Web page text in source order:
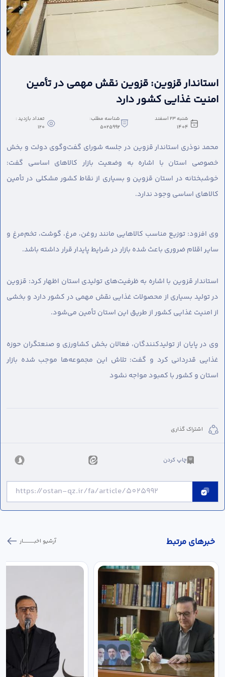
استاندار قزوین: قزوین نقش مهمی در تأمین
امنیت غذایی کشور دارد
شنبه 23 اسفند
1404
شناسه مطلب:
5025992
تعداد بازدید :
120
محمد نوذری استاندار قزوین در جلسه شورای گفت‌وگوی دولت و بخش
خصوصی استان با اشاره به وضعیت بازار کالاهای اساسی گفت:
خوشبختانه در استان قزوین و بسیاری از نقاط کشور مشکلی در تأمین
کالاهای اساسی وجود ندارد.
وی افزود: توزیع مناسب کالاهایی مانند روغن، مرغ، گوشت، تخم‌مرغ و
سایر اقلام ضروری باعث شده بازار در شرایط پایدار قرار داشته باشد.
استاندار قزوین با اشاره به ظرفیت‌های تولیدی استان اظهار کرد: قزوین
در تولید بسیاری از محصولات غذایی نقش مهمی در کشور دارد و بخشی
از امنیت غذایی کشور از طریق این استان تأمین می‌شود.
وی در پایان از تولیدکنندگان، فعالان بخش کشاورزی و صنعتگران حوزه
غذایی قدردانی کرد و گفت: تلاش این مجموعه‌ها موجب شده بازار
استان و کشور با کمبود مواجه نشود
اشتراک گذاری
چاپ کردن
خبر‌های مرتبط آرشیو اخبـــــــــــار